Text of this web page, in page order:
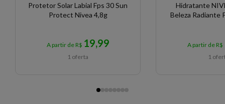
Protetor Solar Labial Fps 30 Sun
Protect Nivea 4,8g
A partir de R$ 19,99
1 oferta
Hidratante
Beleza Radiante
A partir de R$
1